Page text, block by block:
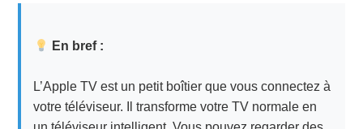
En bref :
L’Apple TV est un petit boîtier que vous connectez à
votre téléviseur. Il transforme votre TV normale en